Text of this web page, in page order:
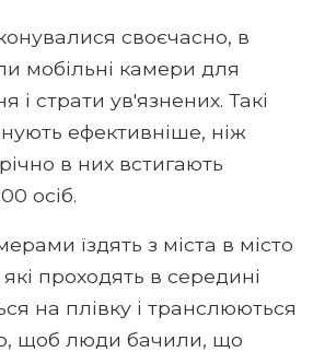
своєчасно, в
мобільні камери для
і страти ув'язнених. Такі
ефективніше, ніж
в них встигають
осіб.
їздять з міста в місто
які проходять в середині
на плівку і транслюються
щоб люди бачили, що